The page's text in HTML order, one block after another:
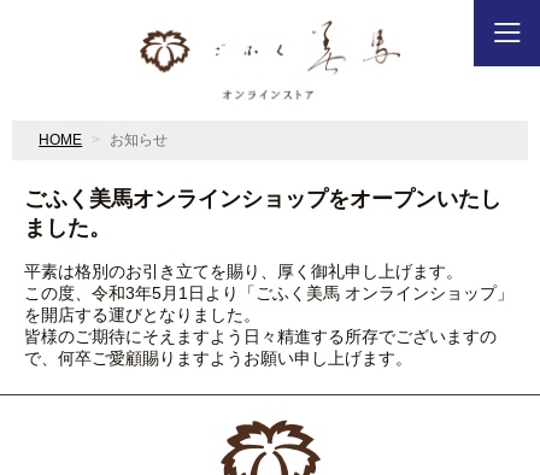
HOME お知らせ
ごふく美馬オンラインショップをオープンいたし
ました。
平素は格別のお引き立てを賜り、厚く御礼申し上げます。
この度、令和3年5月1日より「 ごふく美馬 オンラインショップ」
を開店する運びとなりました。
皆様のご期待にそえますよう日々精進する所存でございますの
で、何卒ご愛顧賜りますようお願い申し上げます。